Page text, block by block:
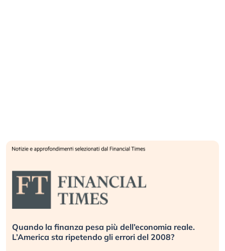
Quando la finanza pesa più dell’economia reale.
L’America sta ripetendo gli errori del 2008?